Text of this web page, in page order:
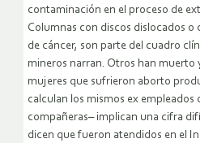
contaminación en el proceso de
Columnas con discos dislocados
de cáncer, son parte del cuadro
mineros narran. Otros han muerto
mujeres que sufrieron aborto
calculan los mismos ex empleados
compañeras– implican una cifra
dicen que fueron atendidos en el